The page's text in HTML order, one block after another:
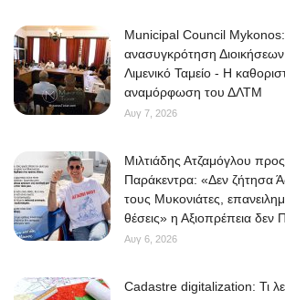
Municipal Council
ανασυγκρότηση
Λιμενικό Ταμείο - Η
αναμόρφωση του ΔΛΤΜ
Αυγ 7, 2026
Μιλτιάδης Ατζαμόγλου
Παράκεντρα: «Δεν ζήτησα
τους Μυκονιάτες,
θέσεις» η Αξιοπρέπεια δεν
Αυγ 6, 2026
Cadastre digitalization: Τι